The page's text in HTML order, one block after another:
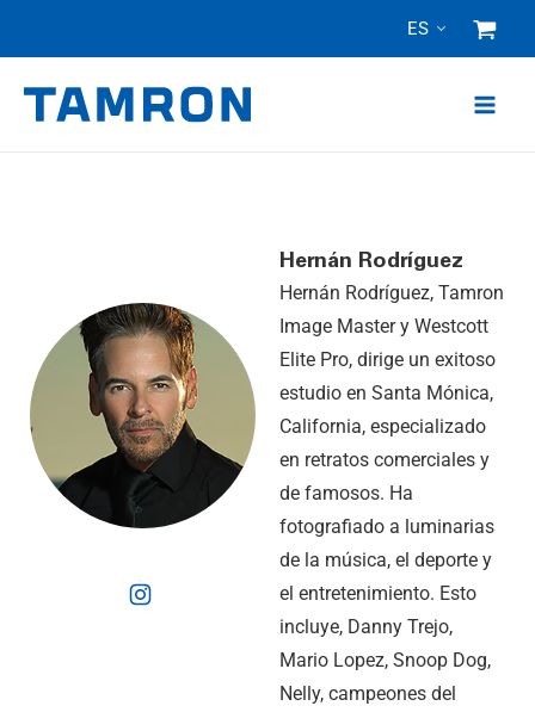
contenido
ES
Hernán Rodríguez
Hernán Rodríguez, Tamron
Image Master y Westcott
Elite Pro, dirige un exitoso
estudio en Santa Mónica,
California, especializado
en retratos comerciales y
de famosos. Ha
fotografiado a luminarias
de la música, el deporte y
el entretenimiento. Esto
incluye, Danny Trejo,
Mario Lopez, Snoop Dog,
Nelly, campeones del